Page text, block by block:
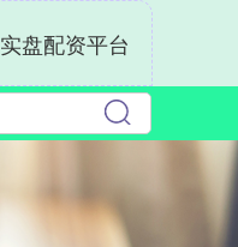
实盘配资平台